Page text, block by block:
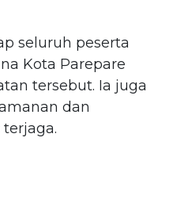
seluruh peserta
Kota Parepare
tersebut. Ia juga
dan